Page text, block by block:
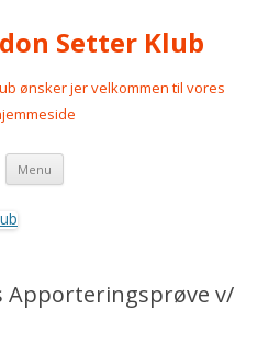
Setter Klub
ønsker jer velkommen til vores
Menu Videre
indhold
Apporteringsprøve v/